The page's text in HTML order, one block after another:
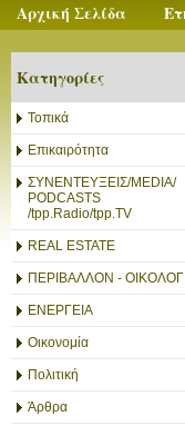
Αρχική Σελίδα
Κατηγορίες
Τοπικά
Επικαιρότητα
ΣΥΝΕΝΤΕΥΞΕΙΣ/MEDIA/
PODCASTS
/tpp.Radio/tpp.TV
REAL ESTATE
ΠΕΡΙΒΑΛΛΟΝ -
ΕΝΕΡΓΕΙΑ
Οικονομία
Πολιτική
Άρθρα